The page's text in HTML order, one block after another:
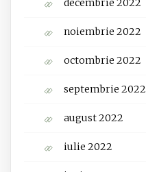
decembrie 2022
noiembrie 2022
octombrie 2022
septembrie 2022
august 2022
iulie 2022